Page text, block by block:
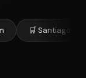
Santiago de